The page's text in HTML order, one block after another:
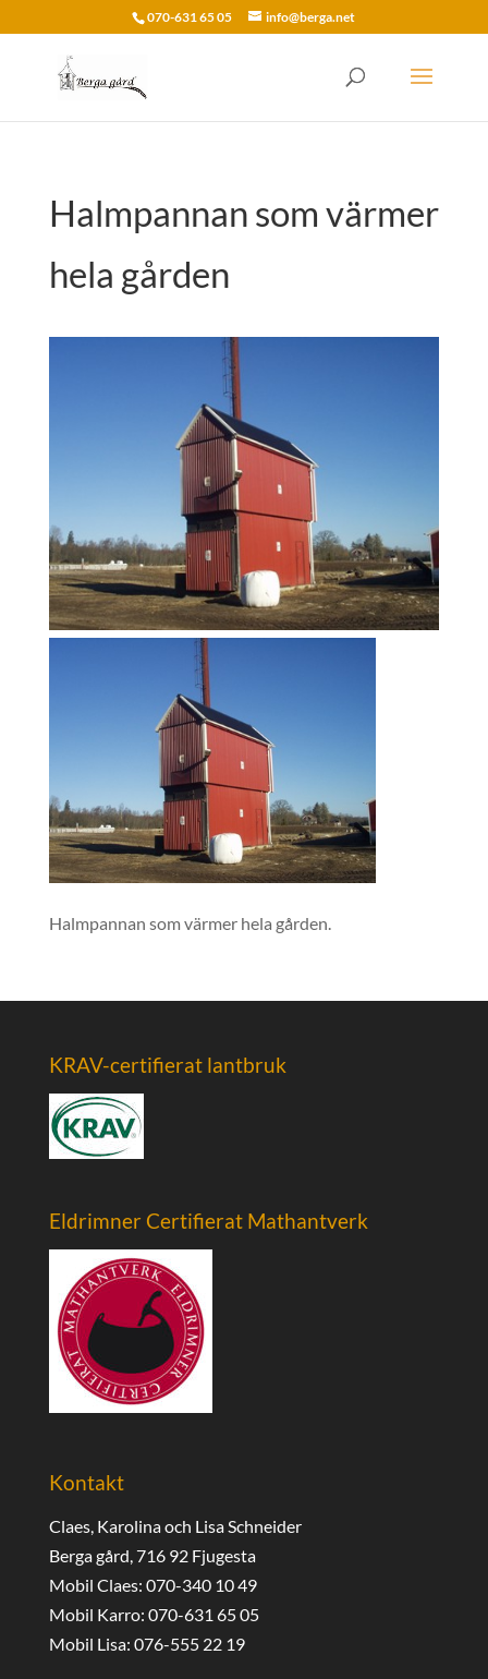
070-631 65 05 info@berga.net
Halmpannan som värmer
hela gården
Halmpannan som värmer hela gården.
KRAV-certifierat lantbruk
Eldrimner Certifierat Mathantverk
Kontakt
Claes, Karolina och Lisa Schneider
Berga gård, 716 92 Fjugesta
Mobil Claes: 070-340 10 49
Mobil Karro: 070-631 65 05
Mobil Lisa: 076-555 22 19